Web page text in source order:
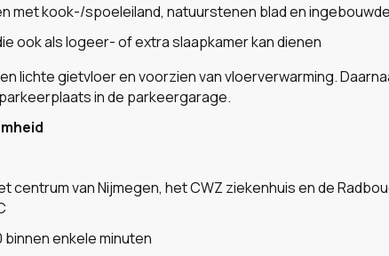
met kook-/spoeleiland, natuurstenen blad en
ook als logeer- of extra slaapkamer kan dienen
lichte gietvloer en voorzien van vloerverwarming.
in de parkeergarage.
centrum van Nijmegen, het CWZ ziekenhuis en de
binnen enkele minuten